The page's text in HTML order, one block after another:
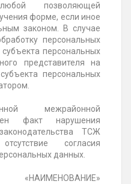
позволяющей
форме, если иное
законом. В случае
персональных
персональных
представителя на
персональных
межрайонной
факт нарушения
ТСЖ
согласия
данных.
«НАИМЕНОВАНИЕ»